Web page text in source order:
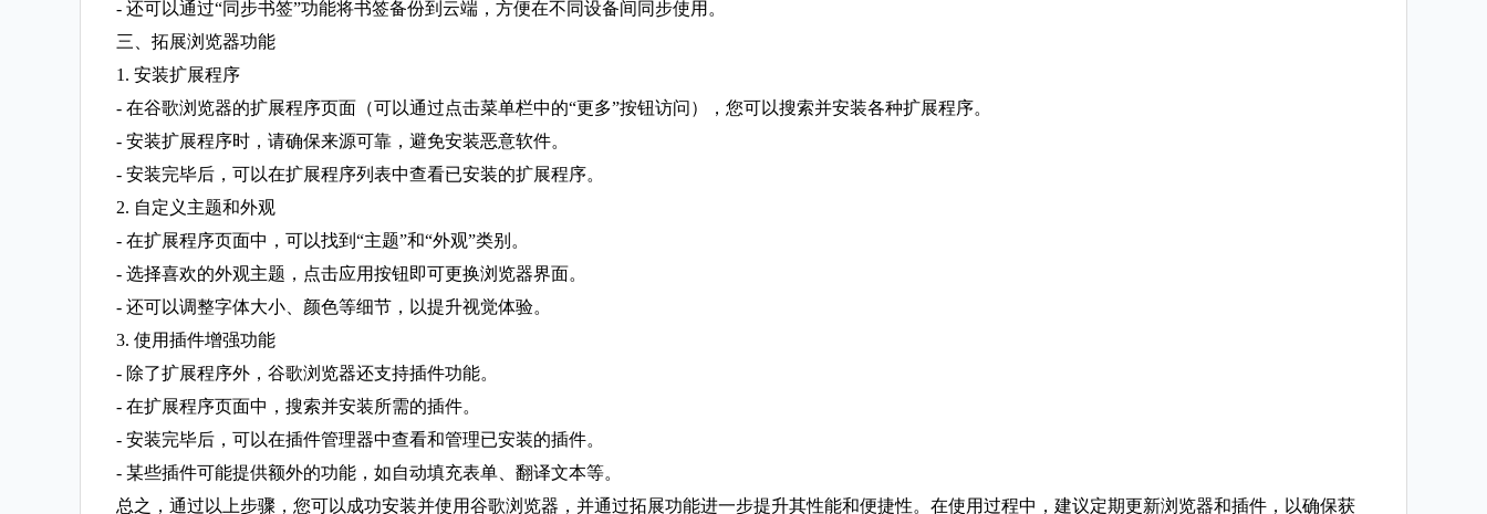
- 还可以通过“同步书签”功能将书签备份到云端，方便在不同设备间同步使用。
三、拓展浏览器功能
1. 安装扩展程序
- 在谷歌浏览器的扩展程序页面（可以通过点击菜单栏中的“更多”按钮访问），您可以搜索并安装各种扩展程序。
- 安装扩展程序时，请确保来源可靠，避免安装恶意软件。
- 安装完毕后，可以在扩展程序列表中查看已安装的扩展程序。
2. 自定义主题和外观
- 在扩展程序页面中，可以找到“主题”和“外观”类别。
- 选择喜欢的外观主题，点击应用按钮即可更换浏览器界面。
- 还可以调整字体大小、颜色等细节，以提升视觉体验。
3. 使用插件增强功能
- 除了扩展程序外，谷歌浏览器还支持插件功能。
- 在扩展程序页面中，搜索并安装所需的插件。
- 安装完毕后，可以在插件管理器中查看和管理已安装的插件。
- 某些插件可能提供额外的功能，如自动填充表单、翻译文本等。
总之，通过以上步骤，您可以成功安装并使用谷歌浏览器，并通过拓展功能进一步提升其性能和便捷性。在使用过程中，建议定期更新浏览器和插件，以确保获